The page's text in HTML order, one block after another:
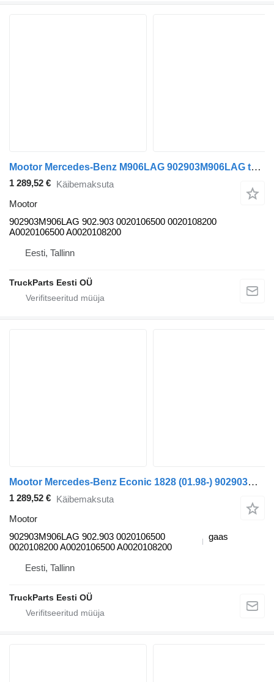
Mootor Mercedes-Benz M906LAG 902903M906LAG tüübi jaoks sadulveoki Mercedes-Benz Econic (1998-2014)
1 289,52 € Käibemaksuta
Mootor
902903M906LAG 902.903 0020106500 0020108200
A0020106500 A0020108200
Eesti, Tallinn
TruckParts Eesti OÜ
Mootor Mercedes-Benz Econic 1828 (01.98-) 902903M906LAG tüübi jaoks sadulveoki Mercedes-Benz Econic (1998-2014)
1 289,52 € Käibemaksuta
Mootor
902903M906LAG 902.903 0020106500
0020108200 A0020106500 A0020108200
gaas
Eesti, Tallinn
TruckParts Eesti OÜ